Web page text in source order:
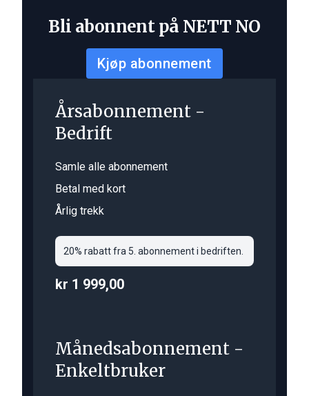
Bli abonnent på NETT NO
Kjøp abonnement
Årsabonnement -
Bedrift
Samle alle abonnement
Betal med kort
Årlig trekk
20% rabatt fra 5. abonnement i bedriften.
kr 1 999,00
Månedsabonnement -
Enkeltbruker